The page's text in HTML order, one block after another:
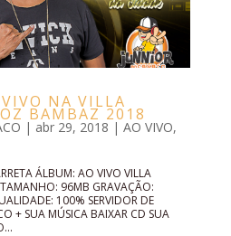
NA VILLA
BAMBAZ 2018
| abr 29, 2018 | AO VIVO,
ÁLBUM: AO VIVO VILLA
96MB GRAVAÇÃO:
100% SERVIDOR DE
+ SUA MÚSICA BAIXAR CD SUA